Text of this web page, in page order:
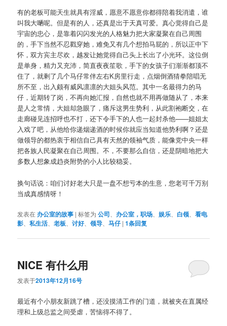
有的老板可能天生就具有淫威，愿意不愿意你都得陪着我消遣，谁
叫我大嗮呢。但是有的人，还真是出于天真可爱。真心觉得自己是
宇宙的忠心，是靠着闪闪发光的人格魅力把大家凝聚在自己周围
的，手下当然不忍戳穿她，难免又有几个想拍马屁的，所以正中下
怀，双方宾主尽欢，越发让她觉得自己头上长出了小光环。这位倒
是单身，精力又充沛，简直夜夜笙歌，手下的女孩子们渐渐都顶不
住了，就剩了几个马仔常伴左右K房里行走，点烟倒酒猜拳陪唱无
所不至，出入颇有威风凛凛的大姐头风范。其中一名最得力的马
仔，近期转了岗，不再向她汇报，自然也就不用再做随从了，本来
是人之常情，大姐却急眼了，痛斥这男生势利，从此割袍断交，在
走廊碰见连招呼也不打，还下令手下的人也一起封杀他——姐姐太
入戏了吧，从他给你递烟递酒的时候你就应当知道他势利啊？还是
做领导的都热衷于相信自己具有天然的领袖气质，能像党中央一样
把各族人民凝聚在自己周围。不，不要那么自信，还是阴暗地把大
多数人想象成趋炎附势的小人比较稳妥。
换句话说：咱们讨好老大只是一盘不想亏本的生意，您老可千万别
当成真感情呀！
发表在 办公室的故事 |标签为 公司 办公室，职场 、娱乐 白领 、看电
影 、私生活 、老板 、讨好、领导 、马仔 |1条回复
NICE 有什么用
发表于2013年12月16号
最近有个小朋友新跳了槽，还没摸清工作的门道，就被夹在直属经
理和上级总监之间受虐，苦恼得不得了。